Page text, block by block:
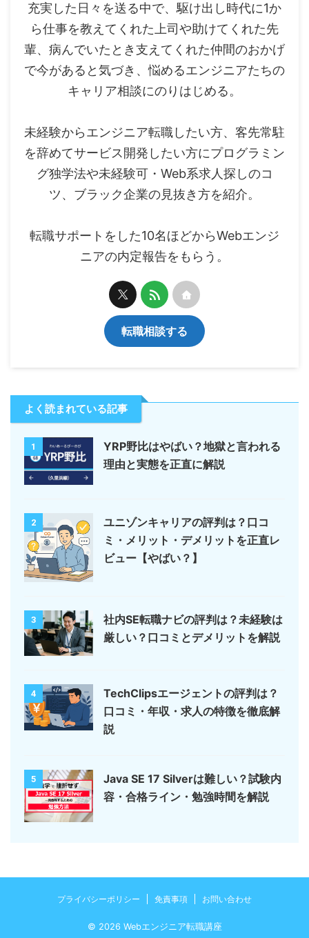
充実した日々を送る中で、駆け出し時代に1か
ら仕事を教えてくれた上司や助けてくれた先
輩、病んでいたとき支えてくれた仲間のおかげ
で今があると気づき、悩めるエンジニアたちの
キャリア相談にのりはじめる。
未経験からエンジニア転職したい方、客先常駐
を辞めてサービス開発したい方にプログラミン
グ独学法や未経験可・Web系求人探しのコ
ツ、ブラック企業の見抜き方を紹介。
転職サポートをした10名ほどからWebエンジ
ニアの内定報告をもらう。
転職相談する
よく読まれている記事
1
YRP野比はやばい？地獄と言われる
理由と実態を正直に解説
2
ユニゾンキャリアの評判は？口コ
ミ・メリット・デメリットを正直レ
ビュー【やばい？】
3
社内SE転職ナビの評判は？未経験は
厳しい？口コミとデメリットを解説
4
TechClipsエージェントの評判は？
口コミ・年収・求人の特徴を徹底解
説
5
Java SE 17 Silverは難しい？試験内
容・合格ライン・勉強時間を解説
プライバシーポリシー 免責事項 お問い合わせ
© 2026 Webエンジニア転職講座